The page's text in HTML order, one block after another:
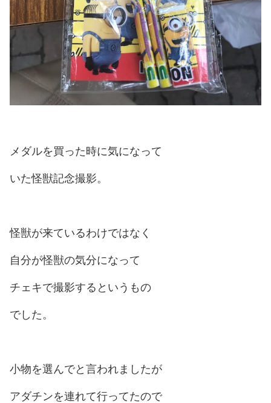
メダルを買った時に気になって
いた怪獣記念撮影。
怪獣が来ているわけではなく
自分が怪獣の気分になって
チェキで撮影するというもの
でした。
小物を選んでと言われましたが
アダチンを連れて行ってたので